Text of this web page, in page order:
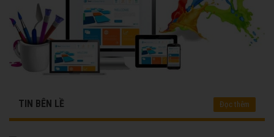
TIN BÊN LỀ Đọc thêm